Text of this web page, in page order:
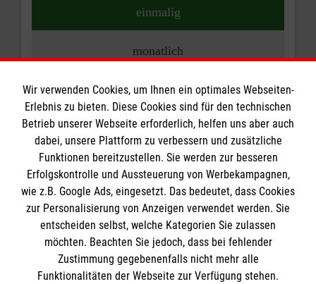
einmalig
monatlich
jährlich
Weiter zu Ihren Daten
Wir verwenden Cookies, um Ihnen ein optimales Webseiten-
Erlebnis zu bieten. Diese Cookies sind für den technischen
Betrieb unserer Webseite erforderlich, helfen uns aber auch
dabei, unsere Plattform zu verbessern und zusätzliche
Funktionen bereitzustellen. Sie werden zur besseren
Erfolgskontrolle und Aussteuerung von Werbekampagnen,
wie z.B. Google Ads, eingesetzt. Das bedeutet, dass Cookies
zur Personalisierung von Anzeigen verwendet werden. Sie
entscheiden selbst, welche Kategorien Sie zulassen
möchten. Beachten Sie jedoch, dass bei fehlender
Zustimmung gegebenenfalls nicht mehr alle
Funktionalitäten der Webseite zur Verfügung stehen.